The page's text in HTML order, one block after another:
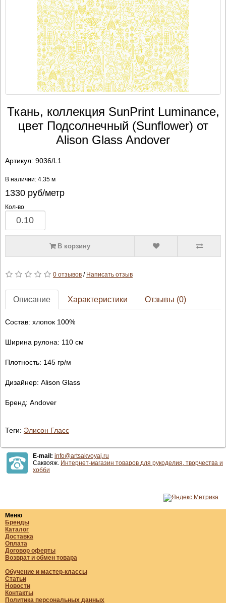
Ткань, коллекция SunPrint Luminance,
цвет Подсолнечный (Sunflower) от
Alison Glass Andover
Артикул: 9036/L1
В наличии: 4.35 м
1330руб/метр
Кол-во
В корзину
0 отзывов/ Написать отзыв
Описание Характеристики Отзывы (0)
Состав: хлопок 100%
Ширина рулона: 110 см
Плотность: 145 гр/м
Дизайнер: Alison Glass
Бренд: Andover
Теги: Элисон Гласс
E-mail: info@artsakvoyaj.ru
Саквояж. Интернет-магазин товаров для рукоделия, творчества и
хобби
Меню
Бренды
Каталог
Доставка
Оплата
Договор оферты
Возврат и обмен товара
Обучение и мастер-классы
Статьи
Новости
Контакты
Политика персональных данных